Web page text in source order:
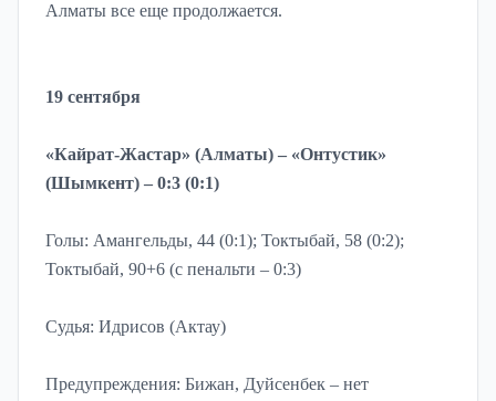
Алматы все еще продолжается.
19 сентября
«Кайрат-Жастар» (Алматы) – «Онтустик»
(Шымкент) – 0:3 (0:1)
Голы: Амангельды, 44 (0:1); Токтыбай, 58 (0:2);
Токтыбай, 90+6 (с пенальти – 0:3)
Судья: Идрисов (Актау)
Предупреждения: Бижан, Дуйсенбек – нет